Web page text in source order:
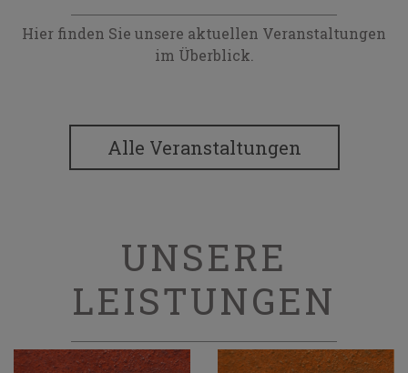
Hier finden Sie unsere aktuellen Veranstaltungen
im Überblick.
Alle Veranstaltungen
UNSERE
LEISTUNGEN